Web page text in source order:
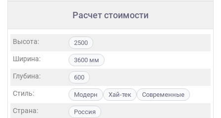
Расчет стоимости
Высота: 2500
Ширина: 3600 мм
Глубина: 600
Стиль: Модерн Хай-тек Современные
Страна: Россия